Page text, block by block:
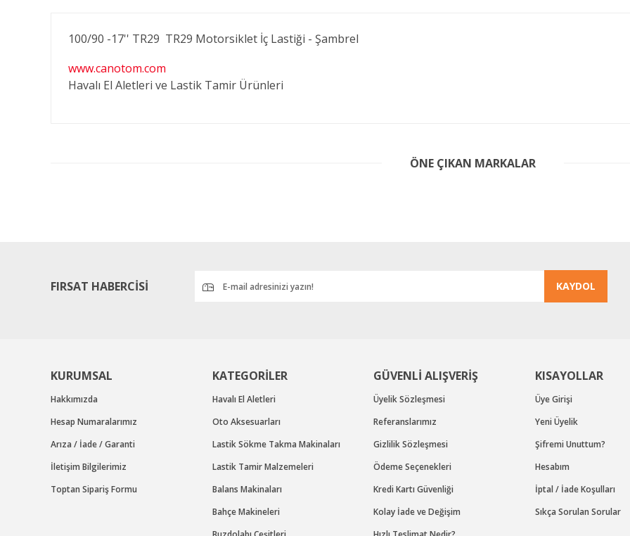
100/90 -17'' TR29 TR29 Motorsiklet İç Lastiği - Şambrel
www.canotom.com
Havalı El Aletleri ve Lastik Tamir Ürünleri
Bu ürüne ilk yorumu siz yapın!
Gönder
ÖNE ÇIKAN MARKALAR
FIRSAT HABERCİSİ KAYDOL
KURUMSAL
Hakkımızda
Hesap Numaralarımız
Arıza / İade / Garanti
İletişim Bilgilerimiz
Toptan Sipariş Formu
KATEGORİLER
Havalı El Aletleri
Oto Aksesuarları
Lastik Sökme Takma Makinaları
Lastik Tamir Malzemeleri
Balans Makinaları
Bahçe Makineleri
GÜVENLİ ALIŞVERİŞ
Üyelik Sözleşmesi
Referanslarımız
Gizlilik Sözleşmesi
Ödeme Seçenekleri
Kredi Kartı Güvenliği
Kolay İade ve Değişim
KISAYOLLAR
Üye Girişi
Yeni Üyelik
Şifremi Unuttum?
Hesabım
İptal / İade Koşulları
Sıkça Sorulan Sorular